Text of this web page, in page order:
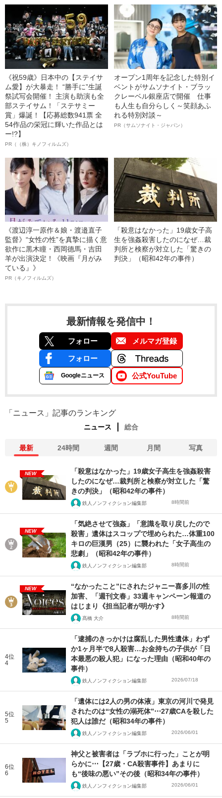
《祝59歳》日本中の【ステイサ
ム愛】が大暴走！ “勝手に”生誕
祭試写会開催！ 主演も助演も全
部ステイサム！「ステサミー
賞」爆誕！【応募総数941票 全
54作品の栄冠に輝いた作品とは
ー!?】
PR（（株）キノフィルムズ）
オープン1周年を記念した特別イ
ベントがサムソナイト・ブラッ
クレーベル銀座店で開催 仕事
も人生も自分らしく～笑顔あふ
れる特別対談～
PR（サムソナイト・ジャパン）
《渡辺淳一原作＆娘・渡邉直子
監督》“女性の性”を真摯に描く意
欲作に黒木瞳・西岡德馬・吉田
羊が出演決定！《映画『月がみ
ている』》
PR（キノフィルムズ）
「殺意はなかった」19歳女子高
生を強姦殺害したのになぜ…裁
判所と検察が対立した「驚きの
判決」（昭和42年の事件）
最新情報を発信中！
フォロー メルマガ登録
フォロー
Googleニュース 公式YouTube
「ニュース」記事のランキング
ニュース 総合
最新 24時間 週間 月間 写真
NEW
「殺意はなかった」19歳女子高生を強姦殺害
したのになぜ…裁判所と検察が対立した「驚
きの判決」（昭和42年の事件）
鉄人ノンフィクション編集部 8時間前
NEW
「気絶させて強姦」「意識を取り戻したので
殺害」遺体はスコップで埋められた…体重100
キロの巨漢男（25）に襲われた「女子高生の
悲劇」（昭和42年の事件）
鉄人ノンフィクション編集部 8時間前
NEW
“なかったこと”にされたジャニー喜多川の性
加害、「週刊文春」33週キャンペーン報道の
はじまり《担当記者が明かす》
髙橋 大介 8時間前
4位
4
「逮捕のきっかけは腐乱した男性遺体」わず
か1ヶ月半で8人殺害…お金持ちの子供が「日
本最悪の殺人犯」になった理由（昭和40年の
事件）
鉄人ノンフィクション編集部 2026/07/18
5位
5
「遺体には2人の男の体液」東京の河川で発見
されたのは“女性の溺死体”⋯27歳CAを殺した
犯人は誰だ（昭和34年の事件）
鉄人ノンフィクション編集部 2026/06/01
6位
6
神父と被害者は「ラブホに行った」ことが明
らかに⋯【27歳・CA殺害事件】あまりに
も“後味の悪い”その後（昭和34年の事件）
鉄人ノンフィクション編集部 2026/06/01